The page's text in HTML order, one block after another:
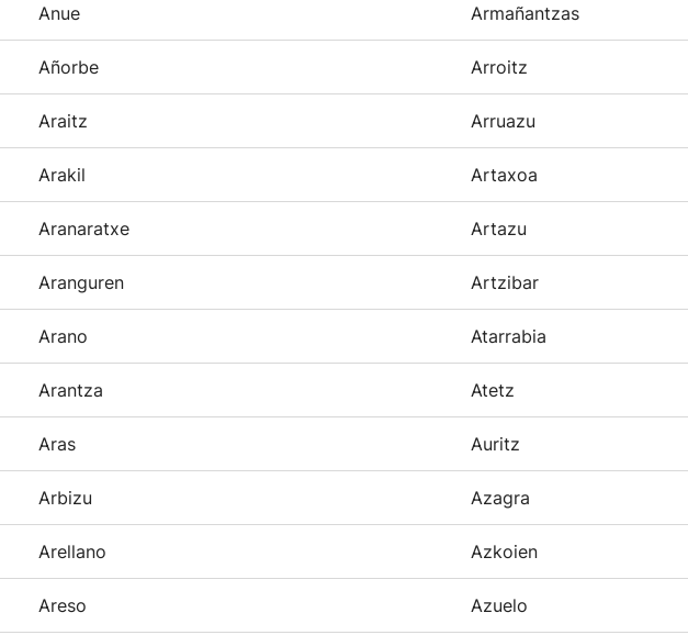
Anue Armañantzas
Añorbe Arroitz
Araitz Arruazu
Arakil Artaxoa
Aranaratxe Artazu
Aranguren Artzibar
Arano Atarrabia
Arantza Atetz
Aras Auritz
Arbizu Azagra
Arellano Azkoien
Areso Azuelo